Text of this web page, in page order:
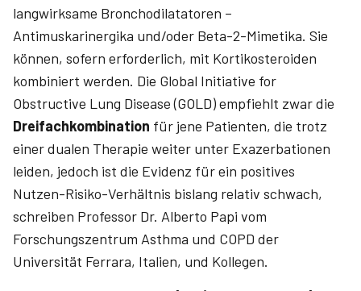
langwirksame Bronchodilatatoren –
Antimuskarinergika und/oder Beta-2-Mimetika. Sie
können, sofern erforderlich, mit Kortikosteroiden
kombiniert werden. Die Global Initiative for
Obstructive Lung Disease (GOLD) empfiehlt zwar die
Dreifachkombination für jene Patienten, die trotz
einer dualen Therapie weiter unter Exazerbationen
leiden, jedoch ist die Evidenz für ein positives
Nutzen-Risiko-Verhältnis bislang relativ schwach,
schreiben Professor Dr. Alberto Papi vom
Forschungszentrum Asthma und COPD der
Universität Ferrara, Italien, und Kollegen.